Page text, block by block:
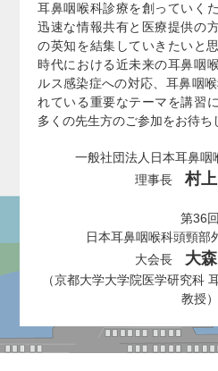
耳鼻咽喉科診療を創っていく
迅速な情報共有と医療提供の
の英知を結集していきたいと
時代における近未来の耳鼻咽
ルス感染症への対応、耳鼻咽
れている重要なテーマを講習
多くの先生方のご参加をお待ち
一般社団法人日本耳鼻咽
理事長村
第36回
日本耳鼻咽喉科頭頸部
大会長 大
（京都大学大学院医学研究科
教授）